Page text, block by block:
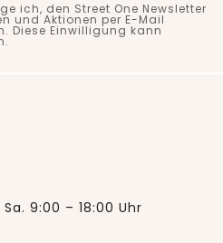
ich, den Street One Newsletter
und Aktionen per E-Mail
Diese Einwilligung kann
9:00 – 18:00 Uhr